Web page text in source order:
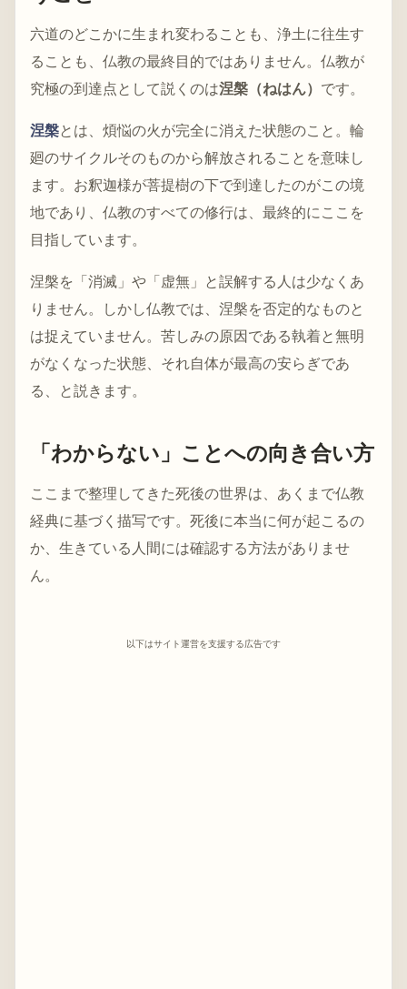
六道のどこかに生まれ変わることも、浄土に往生す
ることも、仏教の最終目的ではありません。仏教が
究極の到達点として説くのは涅槃（ねはん） です。
涅槃とは、煩悩の火が完全に消えた状態のこと。輪
廻のサイクルそのものから解放されることを意味し
ます。お釈迦様が菩提樹の下で到達したのがこの境
地であり、仏教のすべての修行は、最終的にここを
目指しています。
涅槃を「消滅」や「虚無」と誤解する人は少なくあ
りません。しかし仏教では、涅槃を否定的なものと
は捉えていません。苦しみの原因である執着と無明
がなくなった状態、それ自体が最高の安らぎであ
る、と説きます。
「わからない」ことへの向き合い方
ここまで整理してきた死後の世界は、あくまで仏教
経典に基づく描写です。死後に本当に何が起こるの
か、生きている人間には確認する方法がありませ
ん。
以下はサイト運営を支援する広告です